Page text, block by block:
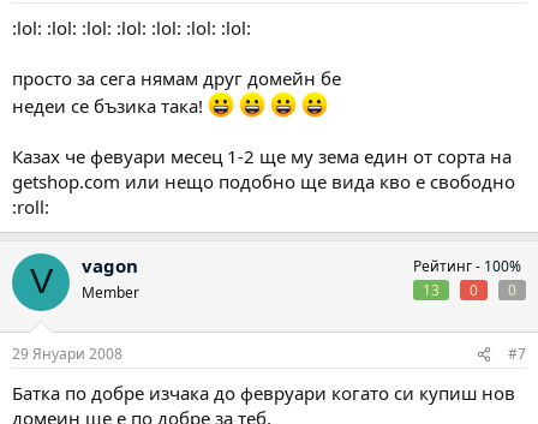
:lol: :lol: :lol: :lol: :lol: :lol: :lol:
просто за сега нямам друг домейн бе
недеи се бъзика така!
Казах че февуари месец 1-2 ще му зема един от сорта на
getshop.com или нещо подобно ще вида кво е свободно
:roll:
V vagon
Member
Рейтинг - 100%
13
0 0
29 Януари 2008 #7
Батка по добре изчака до февруари когато си купиш нов
домеин ще е по добре за теб.